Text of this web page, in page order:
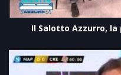
Il Salotto Azzurro,